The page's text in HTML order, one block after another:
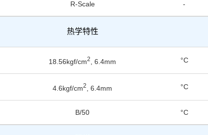
R-Scale -
热学特性
18.56kgf/cm2 , 6.4mm °C
4.6kgf/cm2 , 6.4mm °C
B/50 °C